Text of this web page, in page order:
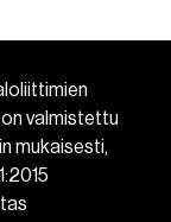
valmistettu
mukaisesti,